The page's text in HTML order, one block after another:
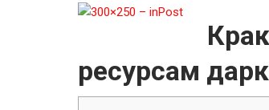
ресурсам